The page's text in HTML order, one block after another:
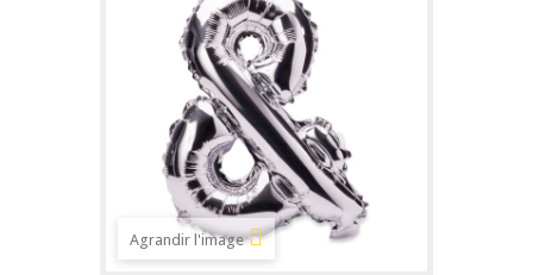
Agrandir l'image